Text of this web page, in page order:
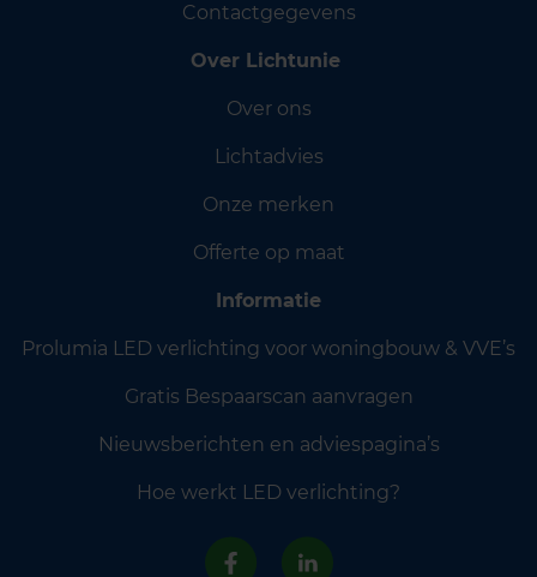
Contactgegevens
Over Lichtunie
Over ons
Lichtadvies
Onze merken
Offerte op maat
Informatie
Prolumia LED verlichting voor woningbouw & VVE’s
Gratis Bespaarscan aanvragen
Nieuwsberichten en adviespagina’s
Hoe werkt LED verlichting?